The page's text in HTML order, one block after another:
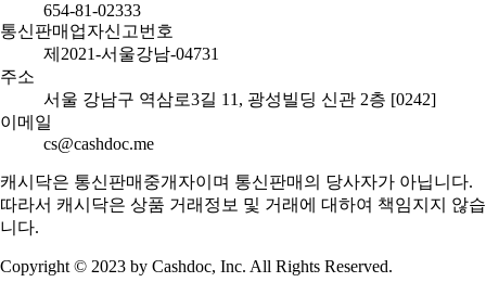
654-81-02333
통신판매업자신고번호
제2021-서울강남-04731
주소
서울 강남구 역삼로3길 11, 광성빌딩 신관 2층 [0242]
이메일
cs@cashdoc.me
캐시닥은 통신판매중개자이며 통신판매의 당사자가 아닙니다.
따라서 캐시닥은 상품 거래정보 및 거래에 대하여 책임지지 않습
니다.
Copyright © 2023 by Cashdoc, Inc. All Rights Reserved.